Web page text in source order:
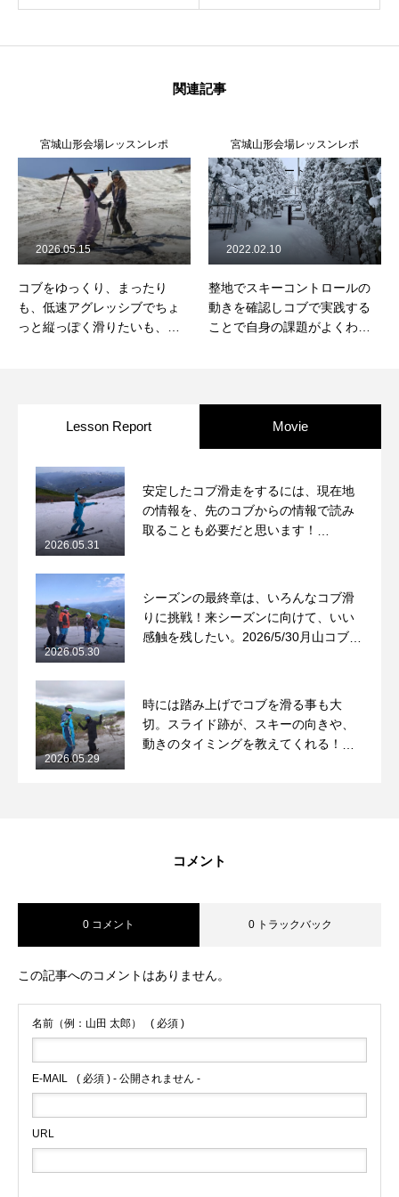
関連記事
宮城山形会場レッスンレポ
ート
コブをゆっくり、まったり
も、低速アグレッシブでちょ
っと縦っぽく滑りたいも、動
2026.05.15
宮城山形会場レッスンレポ
ート
整地でスキーコントロールの
動きを確認しコブで実践する
ことで自身の課題がよくわか
2022.02.10
Lesson Report Movie
安定したコブ滑走をするには、現在地
の情報を、先のコブからの情報で読み
取ることも必要だと思います！
2026.05.31
シーズンの最終章は、いろんなコブ滑
りに挑戦！来シーズンに向けて、いい
感触を残したい。2026/5/30月山コブレ
2026.05.30
時には踏み上げでコブを滑る事も大
切。スライド跡が、スキーの向きや、
動きのタイミングを教えてくれる！
2026.05.29
コメント
0 コメント 0 トラックバック
この記事へのコメントはありません。
名前（例：山田 太郎） ( 必須 )
E-MAIL ( 必須 ) - 公開されません -
URL